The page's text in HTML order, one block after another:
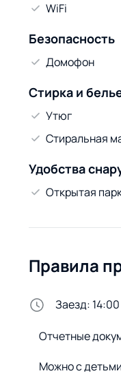
WiFi
Безопасность
Домофон
Стирка и
Утюг
Стиральная
Удобства
Открытая
Правила
Заезд: 14:00
Отчетные
Можно с детьми